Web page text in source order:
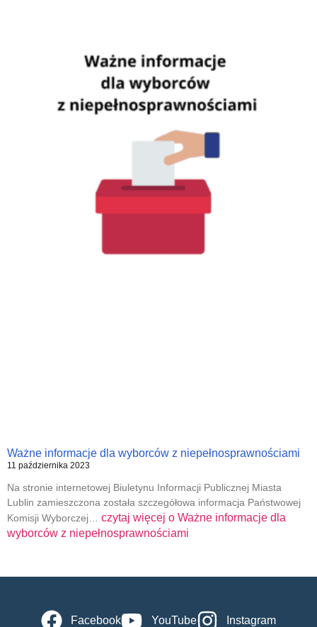
Ważne informacje dla wyborców z niepełnosprawnościami
11 października 2023
Na stronie internetowej Biuletynu Informacji Publicznej Miasta
Lublin zamieszczona została szczegółowa informacja Państwowej
Komisji Wyborczej… czytaj więcej o Ważne informacje dla
wyborców z niepełnosprawnościami
Facebook YouTube Instagram